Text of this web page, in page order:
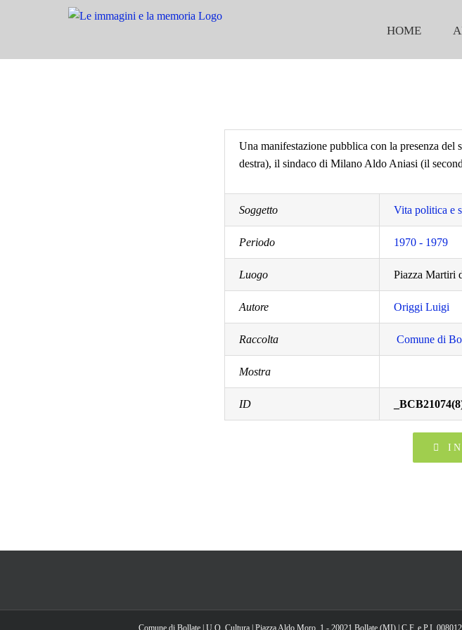
HOME
Una manifestazione pubblica con la presenza
destra), il sindaco di Milano Aldo Aniasi (il
Soggetto Vita politica e
Periodo 1970 - 1979
Luogo Piazza Martiri
Autore Origgi Luigi
Raccolta Comune di
Mostra
ID
Comune di Bollate | U.O. Cultura | Piazza Aldo Moro, 1 - 20021 Bollate (MI) | C.F. e P.I.